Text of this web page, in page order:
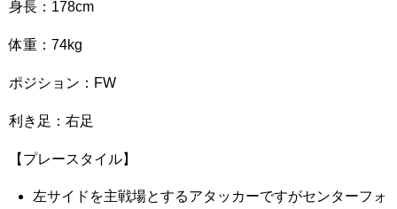
身長：178cm
体重：74kg
ポジション：FW
利き足：右足
【プレースタイル】
左サイドを主戦場とするアタッカーですがセンターフォ